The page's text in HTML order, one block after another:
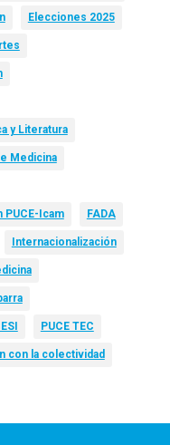
Elecciones 2025
y Literatura
Medicina
PUCE-Icam FADA
Internacionalización
PUCE TEC
con la colectividad